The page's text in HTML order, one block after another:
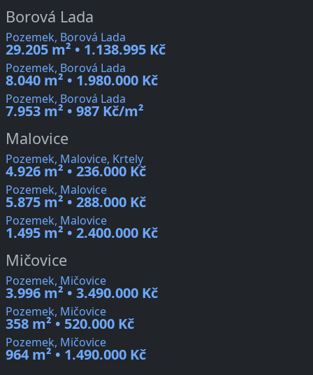
Borová Lada
Pozemek, Borová Lada
29.205 m² • 1.138.995 Kč
Pozemek, Borová Lada
8.040 m² • 1.980.000 Kč
Pozemek, Borová Lada
7.953 m² • 987 Kč/m²
Malovice
Pozemek, Malovice, Krtely
4.926 m² • 236.000 Kč
Pozemek, Malovice
5.875 m² • 288.000 Kč
Pozemek, Malovice
1.495 m² • 2.400.000 Kč
Mičovice
Pozemek, Mičovice
3.996 m² • 3.490.000 Kč
Pozemek, Mičovice
358 m² • 520.000 Kč
Pozemek, Mičovice
964 m² • 1.490.000 Kč